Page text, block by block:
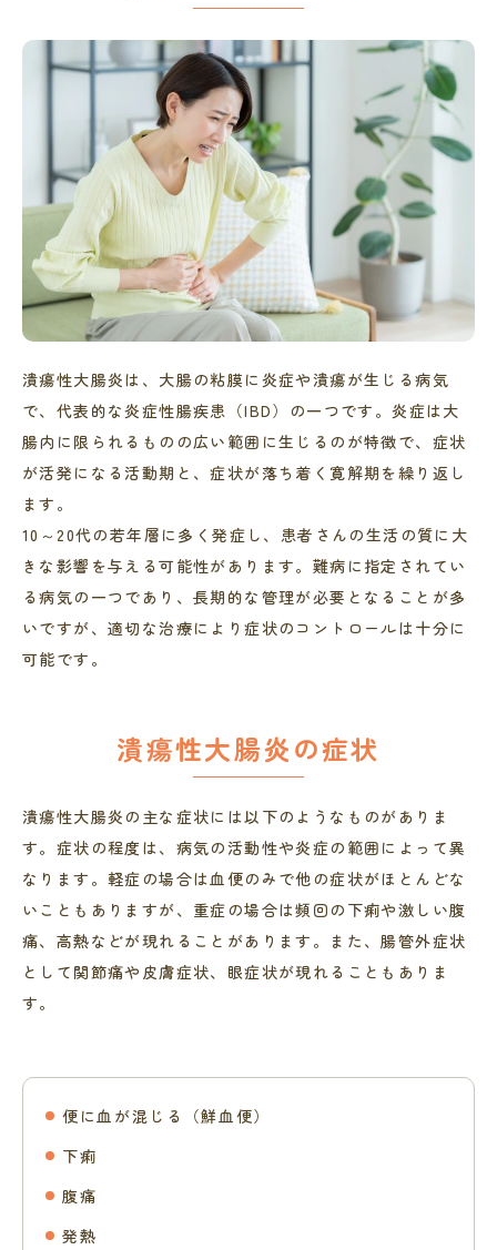
潰瘍性大腸炎は、大腸の粘膜に炎症や潰瘍が生じる病気
で、代表的な炎症性腸疾患（IBD）の一つです。炎症は大
腸内に限られるものの広い範囲に生じるのが特徴で、症状
が活発になる活動期と、症状が落ち着く寛解期を繰り返し
ます。
10～20代の若年層に多く発症し、患者さんの生活の質に大
きな影響を与える可能性があります。難病に指定されてい
る病気の一つであり、長期的な管理が必要となることが多
いですが、適切な治療により症状のコントロールは十分に
可能です。
潰瘍性大腸炎の症状
潰瘍性大腸炎の主な症状には以下のようなものがありま
す。症状の程度は、病気の活動性や炎症の範囲によって異
なります。軽症の場合は血便のみで他の症状がほとんどな
いこともありますが、重症の場合は頻回の下痢や激しい腹
痛、高熱などが現れることがあります。また、腸管外症状
として関節痛や皮膚症状、眼症状が現れることもありま
す。
便に血が混じる（鮮血便）
下痢
腹痛
発熱